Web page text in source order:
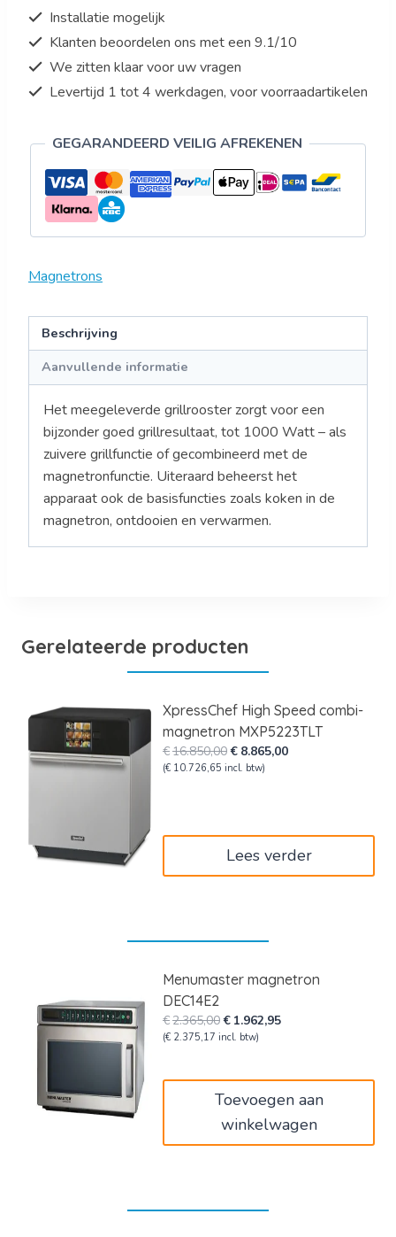
Installatie mogelijk
Klanten beoordelen ons met een 9.1/10
We zitten klaar voor uw vragen
Levertijd 1 tot 4 werkdagen, voor voorraadartikelen
GEGARANDEERD VEILIG AFREKENEN
Magnetrons
Beschrijving
Aanvullende informatie
Het meegeleverde grillrooster zorgt voor een
bijzonder goed grillresultaat, tot 1000 Watt – als
zuivere grillfunctie of gecombineerd met de
magnetronfunctie. Uiteraard beheerst het
apparaat ook de basisfuncties zoals koken in de
magnetron, ontdooien en verwarmen.
Gerelateerde producten
XpressChef High Speed combi-
magnetron MXP5223TLT
€16.850,00Oorspronkelijke
prijs
€ 8.865,00Huidige
(€ 10.726,65 incl. btw)
Lees verder
Menumaster magnetron
DEC14E2
€2.365,00Oorspronkelijke
prijs
€ 1.962,95Huidige
(€ 2.375,17 incl. btw)
Toevoegen aan
winkelwagen